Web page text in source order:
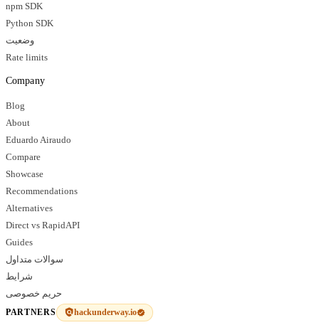
npm SDK
Python SDK
وضعیت
Rate limits
Company
Blog
About
Eduardo Airaudo
Compare
Showcase
Recommendations
Alternatives
Direct vs RapidAPI
Guides
سوالات متداول
شرایط
حریم خصوصی
PARTNERS hackunderway.io